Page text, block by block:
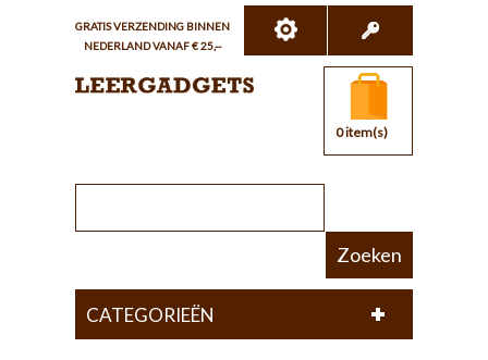
GRATIS VERZENDING BINNEN
NEDERLAND VANAF € 25,--
0 item(s)
Zoeken
CATEGORIEËN